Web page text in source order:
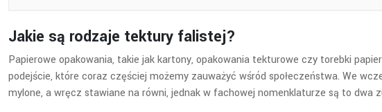
Jakie są rodzaje tektury falistej?
Papierowe opakowania, takie jak kartony, opakowania tekturowe czy torebki
podejście, które coraz częściej możemy zauważyć wśród społeczeństwa. We
mylone, a wręcz stawiane na równi, jednak w fachowej nomenklaturze są to dwa